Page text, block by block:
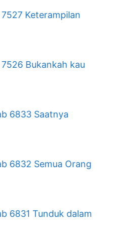
Keterampilan
Bukankah kau
6833 Saatnya
6832 Semua Orang
6831 Tunduk dalam